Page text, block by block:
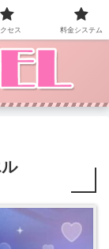
。
セス 料金システム